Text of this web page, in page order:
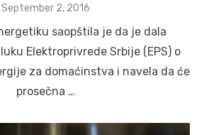
Posted
September 2, 2016
saopštila je da je dala
Elektroprivrede Srbije (EPS) o
za domaćinstva i navela da će
prosečna …